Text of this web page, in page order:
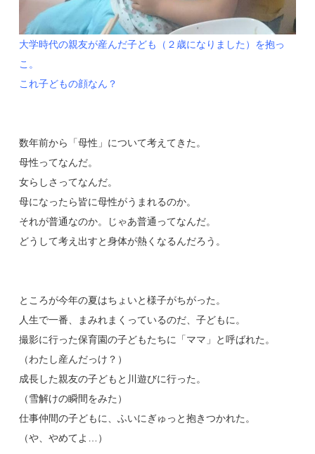
大学時代の親友が産んだ子ども（２歳になりました）を抱っ
こ。
これ子どもの顔なん？
数年前から「母性」について考えてきた。
母性ってなんだ。
女らしさってなんだ。
母になったら皆に母性がうまれるのか。
それが普通なのか。じゃあ普通ってなんだ。
どうして考え出すと身体が熱くなるんだろう。
ところが今年の夏はちょいと様子がちがった。
人生で一番、まみれまくっているのだ、子どもに。
撮影に行った保育園の子どもたちに「ママ」と呼ばれた。
（わたし産んだっけ？）
成長した親友の子どもと川遊びに行った。
（雪解けの瞬間をみた）
仕事仲間の子どもに、ふいにぎゅっと抱きつかれた。
（や、やめてよ…）